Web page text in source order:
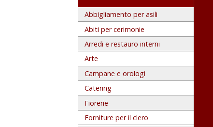
Abbigliamento per asili
Abiti per cerimonie
Arredi e restauro interni
Arte
Campane e orologi
Catering
Fiorerie
Forniture per il clero